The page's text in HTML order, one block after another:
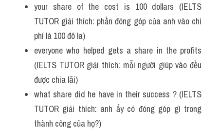
your share of the cost is 100 dollars (IELTS
TUTOR giải thích: phần đóng góp của anh vào chi
phí là 100 đô la)
everyone who helped gets a share in the profits
(IELTS TUTOR giải thích: mỗi người giúp vào đều
được chia lãi)
what share did he have in their success ? (IELTS
TUTOR giải thích: anh ấy có đóng góp gì trong
thành công của họ?)